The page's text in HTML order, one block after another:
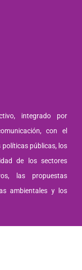
integrado por
con el
públicas, los
de los sectores
las propuestas
ambientales y los